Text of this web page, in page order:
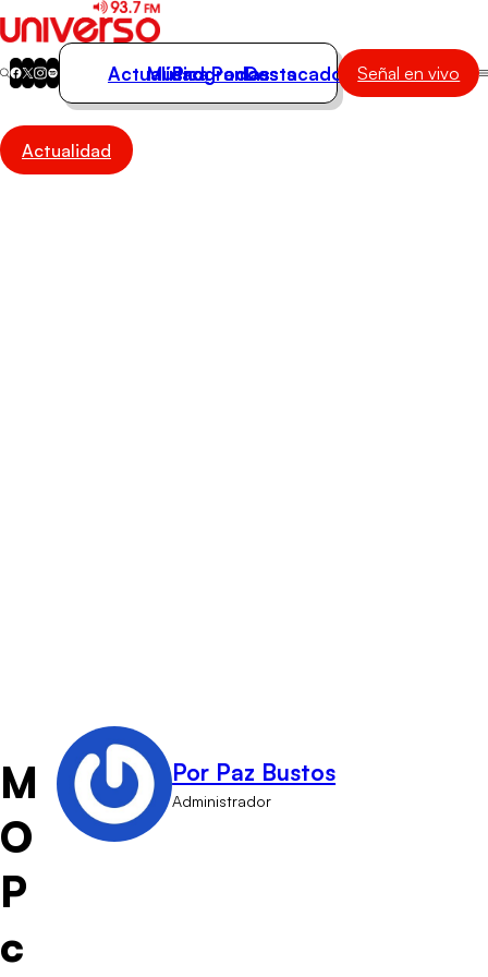
Actualidad
Música
Actualidad
Música
Programas
Podcasts
Destacados Señal en vivo
Actualidad
M
O
P
c
Por Paz Bustos
Administrador